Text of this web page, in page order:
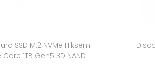
SSD M.2 NVMe Hiksemi
Core 1TB Gen5 3D NAND